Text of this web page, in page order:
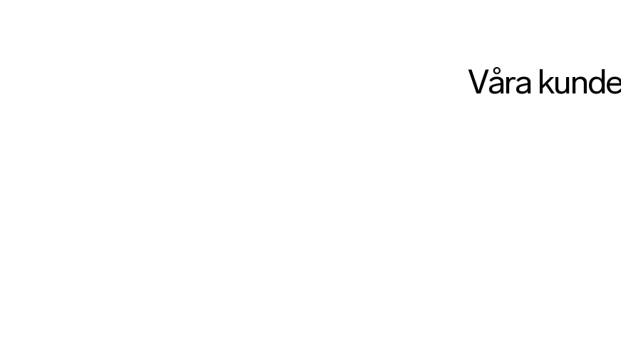
Våra